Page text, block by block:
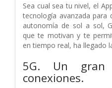
Sea cual sea tu nivel, el
tecnología avanzada para
autonomía de sol a sol,
que te motivan y te
en tiempo real, ha llegado
5G. Un
conexiones.